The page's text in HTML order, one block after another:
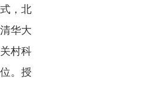
，北
华大
村科
。授